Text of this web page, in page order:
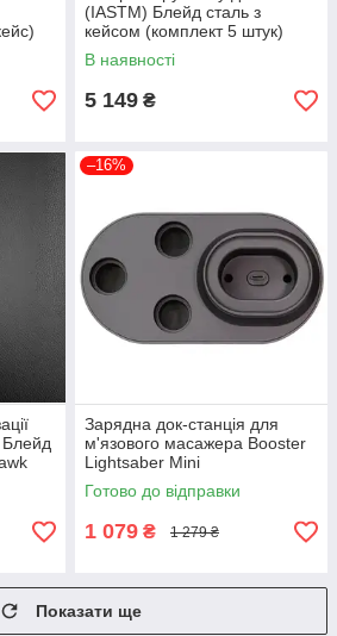
(IASTM) Блейд сталь з
кейсом (комплект 5 штук)
В наявності
5 149 ₴
Блейд
–16%
Зарядна док-станція для
м'язового масажера Booster
Lightsaber Mini
Готово до відправки
1 079 ₴ 1 279 ₴
Показати ще